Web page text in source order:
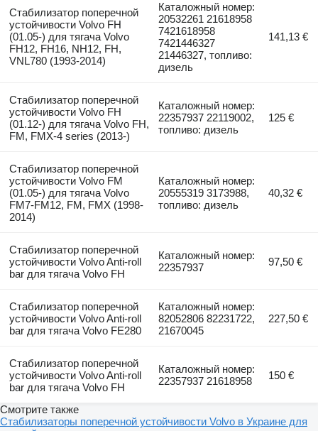
Стабилизатор поперечной
устойчивости Volvo FH
(01.05-) для тягача Volvo
FH12, FH16, NH12, FH,
VNL780 (1993-2014)
Каталожный номер:
20532261 21618958
7421618958
7421446327
21446327, топливо:
дизель
141,13 €
Стабилизатор поперечной
устойчивости Volvo FH
(01.12-) для тягача Volvo FH,
FM, FMX-4 series (2013-)
Каталожный номер:
22357937 22119002,
топливо: дизель
125 €
Стабилизатор поперечной
устойчивости Volvo FM
(01.05-) для тягача Volvo
FM7-FM12, FM, FMX (1998-
2014)
Каталожный номер:
20555319 3173988,
топливо: дизель
40,32 €
Стабилизатор поперечной
устойчивости Volvo Anti-roll
bar для тягача Volvo FH
Каталожный номер:
22357937
97,50 €
Стабилизатор поперечной
устойчивости Volvo Anti-roll
bar для тягача Volvo FE280
Каталожный номер:
82052806 82231722,
21670045
227,50 €
Стабилизатор поперечной
устойчивости Volvo Anti-roll
bar для тягача Volvo FH
Каталожный номер:
22357937 21618958
150 €
Смотрите также
Стабилизаторы поперечной устойчивости Volvo в Украине для